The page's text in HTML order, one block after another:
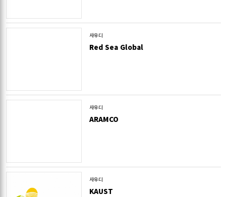
사우디
Red Sea Global
사우디
ARAMCO
사우디
KAUST